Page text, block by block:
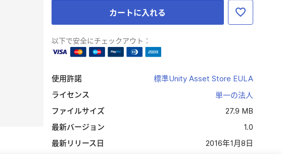
カートに入れる
以下で安全にチェックアウト：
使用許諾
標準Unity Asset Store EULA
ライセンス
単一の法人
ファイルサイズ
27.9 MB
最新バージョン
1.0
最新リリース日
2016年1月8日